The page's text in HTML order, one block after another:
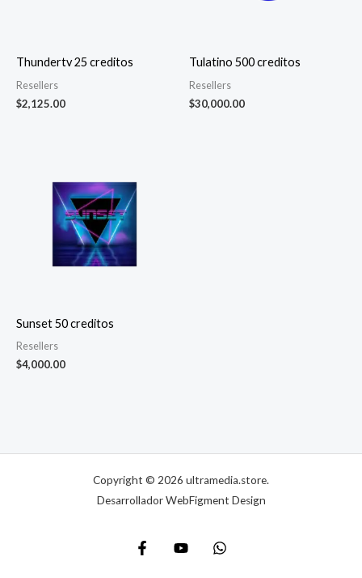
Thundertv 25 creditos
Resellers
$2,125.00
Tulatino 500 creditos
Resellers
$30,000.00
Sunset 50 creditos
Resellers
$4,000.00
Copyright © 2026 ultramedia.store.
Desarrollador WebFigment Design